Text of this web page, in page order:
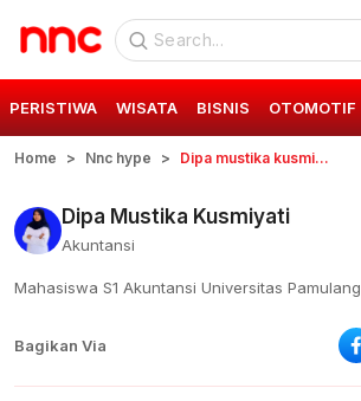
PERISTIWA WISATA BISNIS OTOMOTIF
Home Nnc hype Dipa mustika kusmiyati
Dipa Mustika Kusmiyati
Akuntansi
Mahasiswa S1 Akuntansi Universitas Pamulang
Bagikan Via